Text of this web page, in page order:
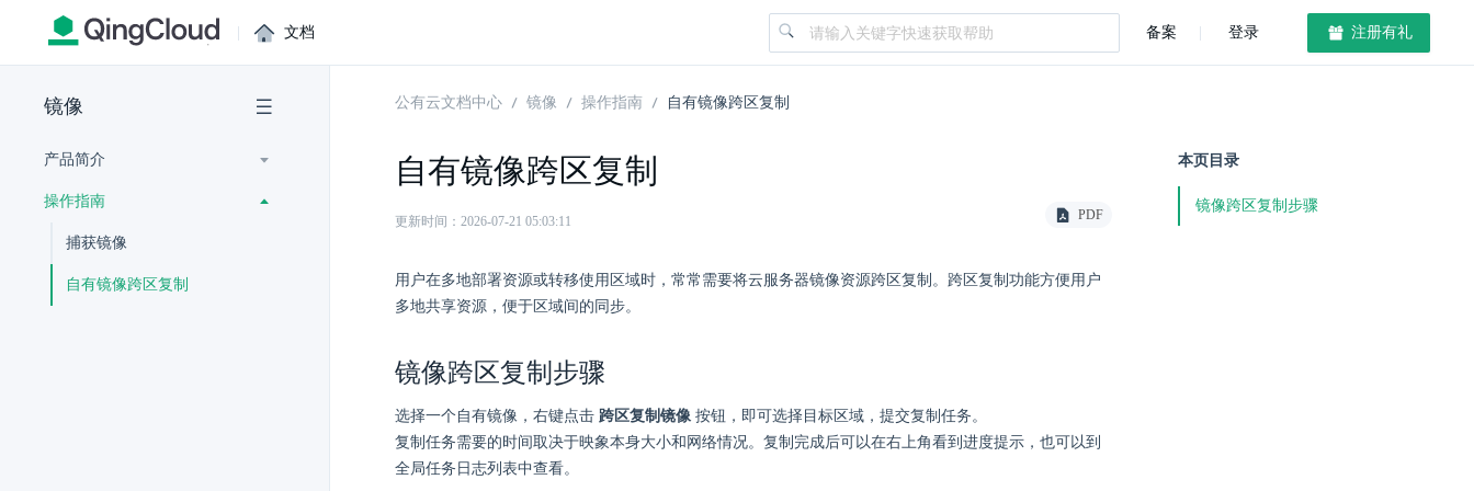
| 文档 备案 登录 注册有礼
镜像
产品简介
操作指南
捕获镜像
自有镜像跨区复制
公有云文档中心 镜像 操作指南 自有镜像跨区复制
自有镜像跨区复制
更新时间：2026-07-21 05:03:11 PDF
用户在多地部署资源或转移使用区域时，常常需要将云服务器镜像资源跨区复制。跨区复制功能方便用户
多地共享资源，便于区域间的同步。
镜像跨区复制步骤
选择一个自有镜像，右键点击 跨区复制镜像 按钮，即可选择目标区域，提交复制任务。
复制任务需要的时间取决于映象本身大小和网络情况。复制完成后可以在右上角看到进度提示，也可以到
全局任务日志列表中查看。
本页目录
镜像跨区复制步骤